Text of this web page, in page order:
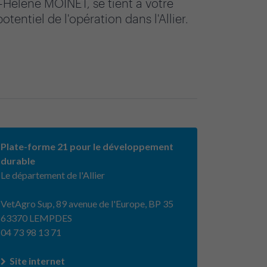
MOINET, se tient à votre
de l'opération dans l'Allier.
Plate-forme 21 pour le développement
durable
Le département de l'Allier
VetAgro Sup, 89 avenue de l'Europe, BP 35
63370 LEMPDES
04 73 98 13 71
Site internet